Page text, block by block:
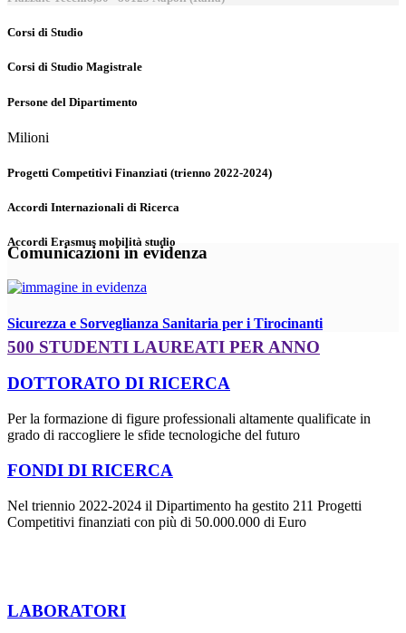
Corsi di Studio
Corsi di Studio Magistrale
Persone del Dipartimento
Milioni
Progetti Competitivi Finanziati (trienno 2022-2024)
Accordi Internazionali di Ricerca
Accordi Erasmus mobilità studio
Comunicazioni in evidenza
Sicurezza e Sorveglianza Sanitaria per i Tirocinanti
500 STUDENTI LAUREATI PER ANNO
DOTTORATO DI RICERCA
Per la formazione di figure professionali altamente qualificate in
grado di raccogliere le sfide tecnologiche del futuro
FONDI DI RICERCA
Nel triennio 2022-2024 il Dipartimento ha gestito 211 Progetti
Competitivi finanziati con più di 50.000.000 di Euro
LABORATORI